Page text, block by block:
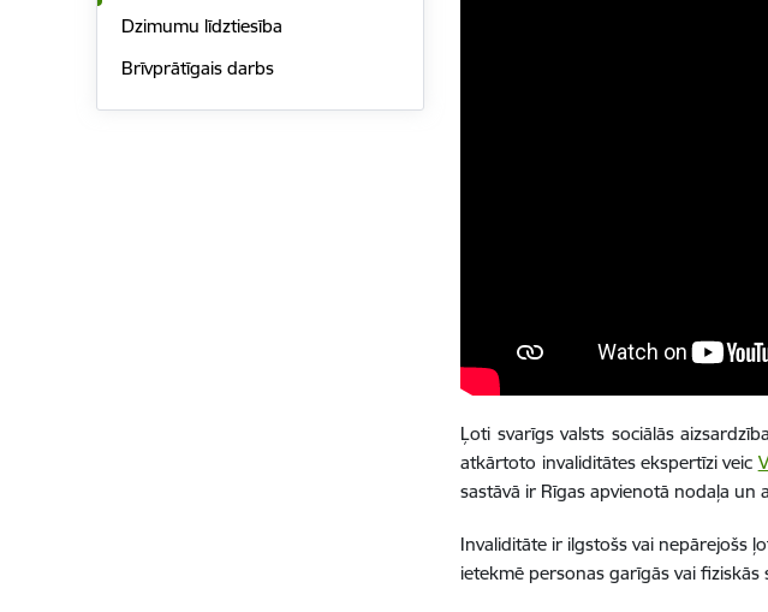
Dzimumu līdztiesība
Brīvprātīgais darbs
Ļoti svarīgs valsts sociālās
atkārtoto invaliditātes ekspertīzi veic
sastāvā ir Rīgas apvienotā nodaļa un
Invaliditāte ir ilgstošs vai nepārejošs
ietekmē personas garīgās vai